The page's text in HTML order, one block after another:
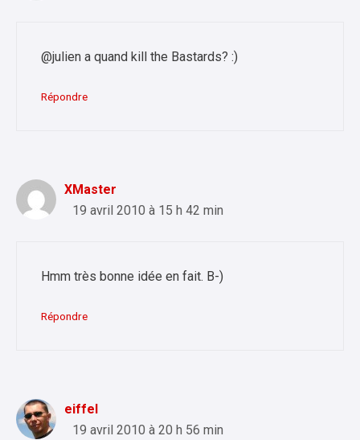
@julien a quand kill the Bastards? :)
Répondre
XMaster
19 avril 2010 à 15 h 42 min
Hmm très bonne idée en fait. B-)
Répondre
eiffel
19 avril 2010 à 20 h 56 min